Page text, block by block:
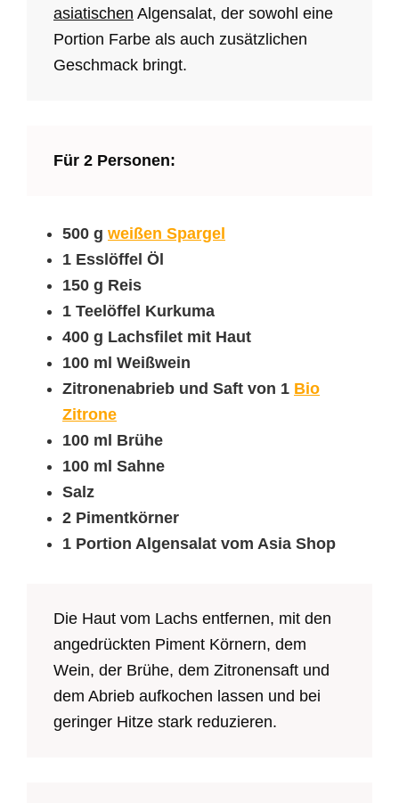
asiatischen Algensalat, der sowohl eine
Portion Farbe als auch zusätzlichen
Geschmack bringt.
Für 2 Personen:
500 g weißen Spargel
1 Esslöffel Öl
150 g Reis
1 Teelöffel Kurkuma
400 g Lachsfilet mit Haut
100 ml Weißwein
Zitronenabrieb und Saft von 1 Bio
Zitrone
100 ml Brühe
100 ml Sahne
Salz
2 Pimentkörner
1 Portion Algensalat vom Asia Shop
Die Haut vom Lachs entfernen, mit den
angedrückten Piment Körnern, dem
Wein, der Brühe, dem Zitronensaft und
dem Abrieb aufkochen lassen und bei
geringer Hitze stark reduzieren.